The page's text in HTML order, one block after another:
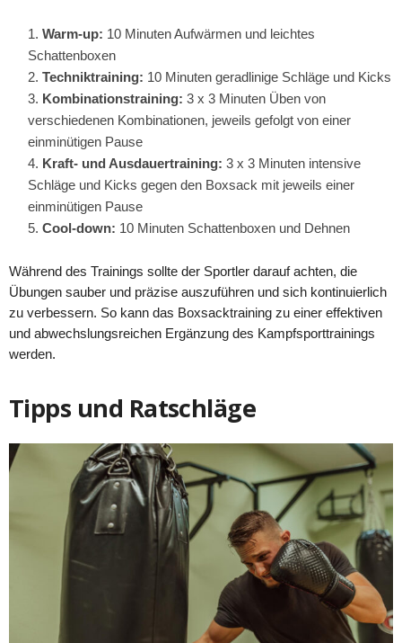
Warm-up: 10 Minuten Aufwärmen und leichtes
Schattenboxen
Techniktraining: 10 Minuten geradlinige Schläge und Kicks
Kombinationstraining: 3 x 3 Minuten Üben von
verschiedenen Kombinationen, jeweils gefolgt von einer
einminütigen Pause
Kraft- und Ausdauertraining: 3 x 3 Minuten intensive
Schläge und Kicks gegen den Boxsack mit jeweils einer
einminütigen Pause
Cool-down: 10 Minuten Schattenboxen und Dehnen
Während des Trainings sollte der Sportler darauf achten, die
Übungen sauber und präzise auszuführen und sich kontinuierlich
zu verbessern. So kann das Boxsacktraining zu einer effektiven
und abwechslungsreichen Ergänzung des Kampfsporttrainings
werden.
Tipps und Ratschläge